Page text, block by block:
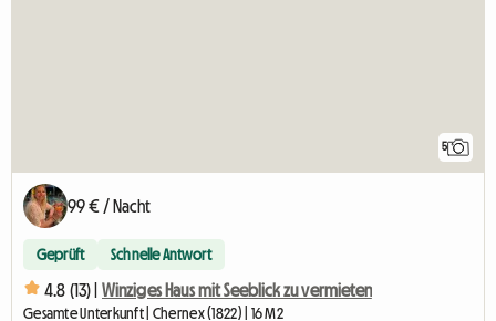
5
99 € / Nacht
Geprüft Schnelle Antwort
4.8 (13) | Winziges Haus mit Seeblick zu vermieten
Gesamte Unterkunft | Chernex (1822) | 16 M2